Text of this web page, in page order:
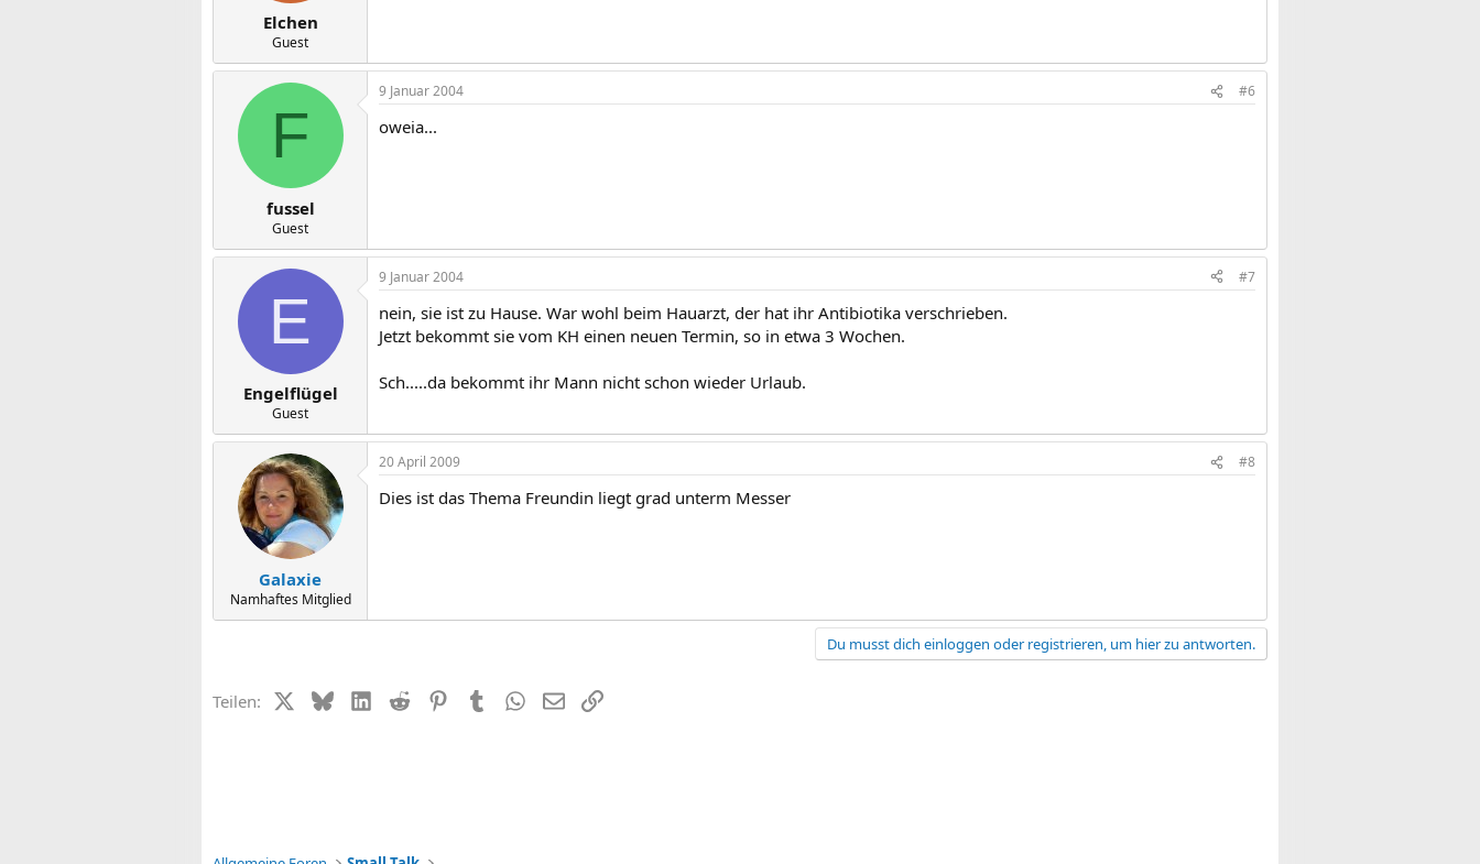
Elchen
Guest
F
fussel
Guest
9 Januar 2004 #6
oweia...
E
Engelflügel
Guest
9 Januar 2004 #7
nein, sie ist zu Hause. War wohl beim Hauarzt, der hat ihr Antibiotika verschrieben.
Jetzt bekommt sie vom KH einen neuen Termin, so in etwa 3 Wochen.
Sch.....da bekommt ihr Mann nicht schon wieder Urlaub.
Galaxie
Namhaftes Mitglied
20 April 2009 #8
Dies ist das Thema Freundin liegt grad unterm Messer
Du musst dich einloggen oder registrieren, um hier zu antworten.
Teilen: X (Twitter)
BlueskyLinkedIn
Reddit PinterestTumblrWhatsApp
E-MailLink